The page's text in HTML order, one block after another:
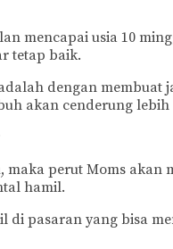
mencapai usia 10
tetap baik.
dengan
akan cenderung lebih
maka perut Moms
hamil.
di pasaran yang bisa